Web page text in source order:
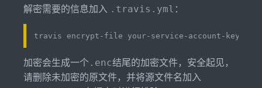
解密需要的信息加入 .travis.yml ：
加密会生成一个 .enc结尾的加密文件，安全起见，
请删除未加密的原文件，并将源文件名加入